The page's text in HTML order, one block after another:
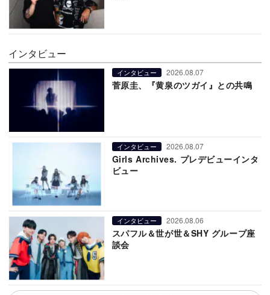
インタビュー
インタビュー 2026.08.07
菅原圭、『黄泉のツガイ』との共鳴
インタビュー 2026.08.07
Girls Archives. プレデビューインタ
ビュー
インタビュー 2026.08.06
スパフル＆世が世＆SHY グループ座
談会